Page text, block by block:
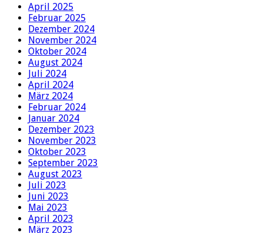
April 2025
Februar 2025
Dezember 2024
November 2024
Oktober 2024
August 2024
Juli 2024
April 2024
März 2024
Februar 2024
Januar 2024
Dezember 2023
November 2023
Oktober 2023
September 2023
August 2023
Juli 2023
Juni 2023
Mai 2023
April 2023
März 2023